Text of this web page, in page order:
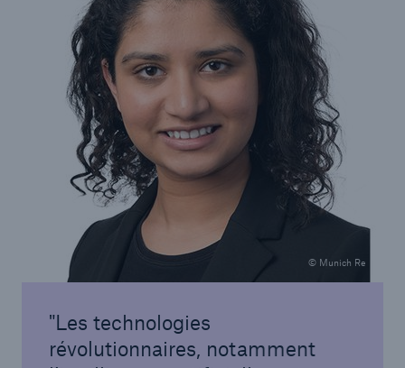
© Munich Re
Les technologies
révolutionnaires, notamment